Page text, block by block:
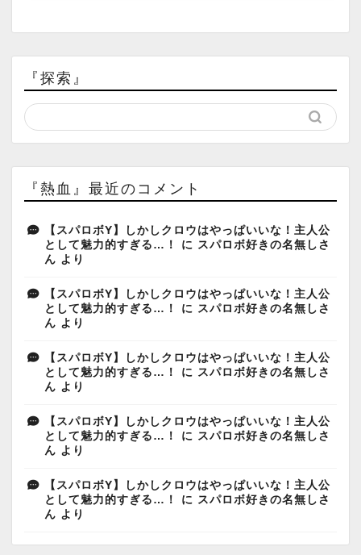
『探索』
『熱血』最近のコメント
【スパロボY】しかしクロウはやっぱいいな！主人公
として魅力的すぎる…！
に スパロボ好きの名無しさ
ん より
【スパロボY】しかしクロウはやっぱいいな！主人公
として魅力的すぎる…！
に スパロボ好きの名無しさ
ん より
【スパロボY】しかしクロウはやっぱいいな！主人公
として魅力的すぎる…！
に スパロボ好きの名無しさ
ん より
【スパロボY】しかしクロウはやっぱいいな！主人公
として魅力的すぎる…！
に スパロボ好きの名無しさ
ん より
【スパロボY】しかしクロウはやっぱいいな！主人公
として魅力的すぎる…！
に スパロボ好きの名無しさ
ん より